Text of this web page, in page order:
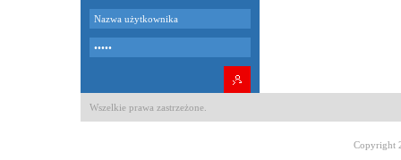
Wszelkie prawa zastrzeżone.
Copyright